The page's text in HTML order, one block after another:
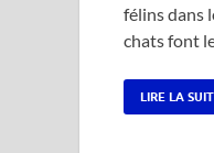
félins dans
chats font
LIRE LA